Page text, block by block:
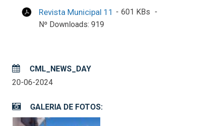
Revista Municipal 11
601 KBs
Nº Downloads: 919
CML_NEWS_DAY
20-06-2024
GALERIA DE FOTOS: